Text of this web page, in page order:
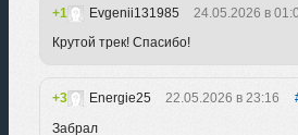
1 Evgenii131985 24.05.2026 в
Крутой трек! Спасибо!
3 Energie25 22.05.2026 в 23:16
Забрал